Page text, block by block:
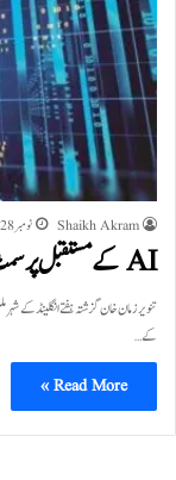
Shaikh Akram نومبر 28, 2023
AI کے مستقبل پر سمٹ
کے…
Read More »